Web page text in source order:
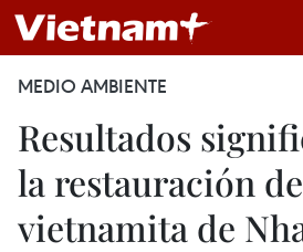
MEDIO AMBIENTE
Resultados
la restauración
vietnamita de